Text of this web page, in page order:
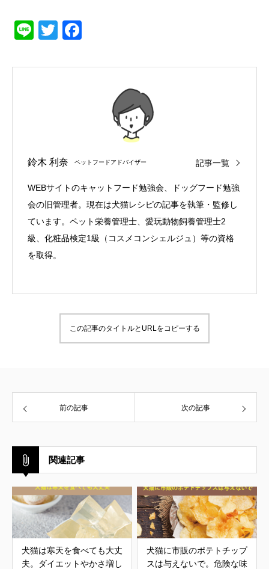
LineTwitter
鈴木 利奈 ペットフードアドバイザー 記事一覧
WEBサイトのキャットフード勉強会、ドッグフード勉強
会の旧管理者。現在は犬猫レシピの記事を執筆・監修し
ています。ペット栄養管理士、愛玩動物飼養管理士2
級、化粧品検定1級（コスメコンシェルジュ）等の資格
を取得。
この記事のタイトルとURLをコピーする
前の記事 次の記事
関連記事
犬猫は寒天を食べても大丈
夫。ダイエットやかさ増し
犬猫に市販のポテトチップ
スは与えないで。危険な味